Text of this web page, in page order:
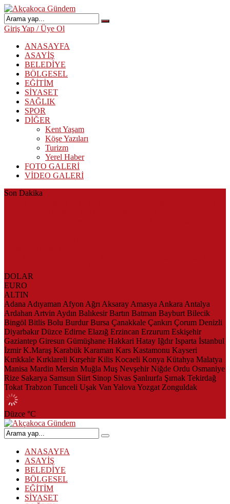
Giriş Yap / Üye Ol
ANASAYFA
ASAYİŞ
BELEDİYE
BÖLGESEL
EĞİTİM
SİYASET
SAĞLIK
SPOR
DİĞER
Kent Yaşam
Köşe Yazıları
Turizm
Yerel Haber
FOTO GALERİ
VİDEO GALERİ
Son Dakika
DOLAR
EURO
ALTIN
Adana Adıyaman Afyon Ağrı Aksaray Amasya Ankara Antalya
Ardahan Artvin Aydın Balıkesir Bartın Batman Bayburt Bilecik
Bingöl Bitlis Bolu Burdur Bursa Çanakkale Çankırı Çorum Denizli
Diyarbakır Düzce Edirne Elazığ Erzincan Erzurum Eskişehir
Gaziantep Giresun Gümüşhane Hakkari Hatay Iğdır Isparta İstanbul
İzmir K.Maraş Karabük Karaman Kars Kastamonu Kayseri
Kırıkkale Kırklareli Kırşehir Kilis Kocaeli Konya Kütahya Malatya
Manisa Mardin Mersin Muğla Muş Nevşehir Niğde Ordu Osmaniye
Rize Sakarya Samsun Siirt Sinop Sivas Şanlıurfa Şırnak Tekirdağ
Tokat Trabzon Tunceli Uşak Van Yalova Yozgat Zonguldak
Düzce °C
ANASAYFA
ASAYİŞ
BELEDİYE
BÖLGESEL
EĞİTİM
SİYASET